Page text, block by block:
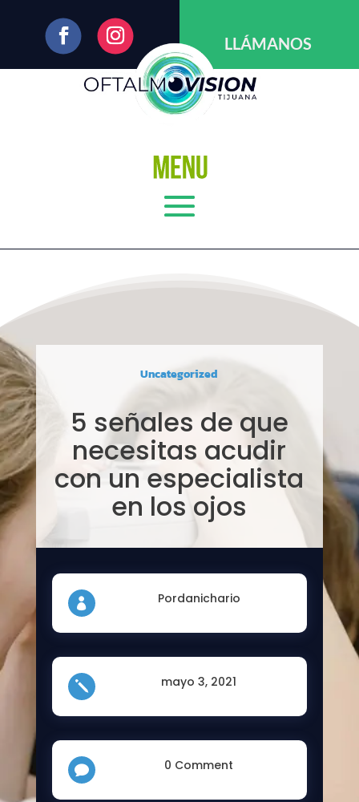
LLÁMANOS
Uncategorized
5 señales de que
necesitas acudir
con un especialista
en los ojos
 Pordanichario
j mayo 3, 2021
 0 Comment